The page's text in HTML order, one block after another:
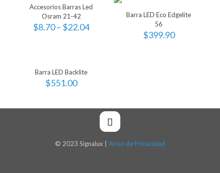
Accesorios Barras Led
Osram 21-42
$8.70– $22.04
Barra LED Eco Edgelite
56
$399.90
Barra LED Backlite
$551.00
© 2023 Signalux | Aviso de Privacidad